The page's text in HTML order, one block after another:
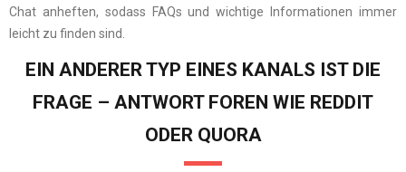
Chat anheften, sodass FAQs und wichtige Informationen immer
leicht zu finden sind.
EIN ANDERER TYP EINES KANALS IST DIE
FRAGE – ANTWORT FOREN WIE REDDIT
ODER QUORA